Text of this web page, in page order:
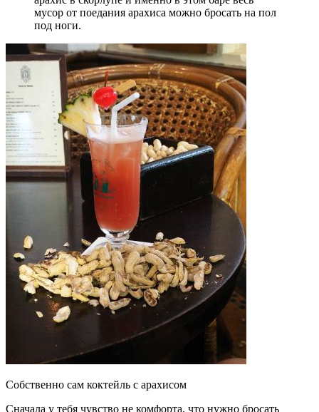
мусор от поедания арахиса можно бросать на пол
под ноги.
Собственно сам коктейль с арахисом
Сначала у тебя чувство не комфорта, что нужно бросать